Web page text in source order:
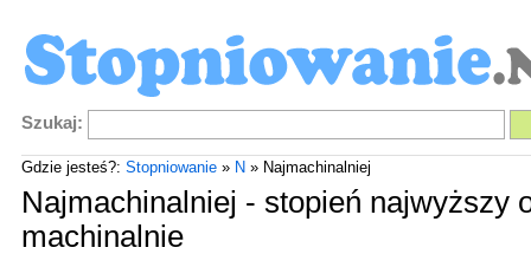
Szukaj:
Gdzie jesteś?: Stopniowanie» N » Najmachinalniej
Najmachinalniej - stopień najwyższy
machinalnie